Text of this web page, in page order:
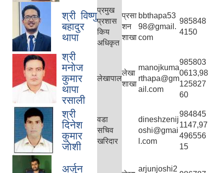
श्री विष्णु
बहादुर
थापा
प्रमुख
प्रशास
किय
अधिकृत
प्रसा
शन
शाखा
bbthapa53
98@gmail.
com
985848
4150
श्री
मनाेज
कुमार
थापा
रसाली
लेखापाल
लेखा
शाखा
manojkuma
rthapa@gm
ail.com
985803
0613,98
125827
60
श्री
दिनेश
कुमार
जाेशी
वडा
सचिव
खरिदार
dineshzenij
oshi@gmai
l.com
984845
1147,97
496556
15
अर्जुन
arjunjoshi2